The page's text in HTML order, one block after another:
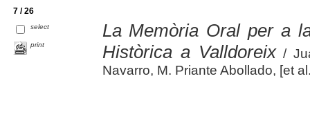
7 / 26
select
print
La Memòria Oral per a
Històrica a Valldoreix/
Navarro, M. Priante Abollado, [et